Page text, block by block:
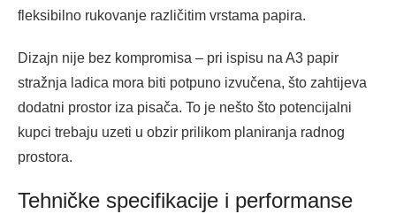
fleksibilno rukovanje različitim vrstama papira.
Dizajn nije bez kompromisa – pri ispisu na A3 papir
stražnja ladica mora biti potpuno izvučena, što zahtijeva
dodatni prostor iza pisača. To je nešto što potencijalni
kupci trebaju uzeti u obzir prilikom planiranja radnog
prostora.
Tehničke specifikacije i performanse